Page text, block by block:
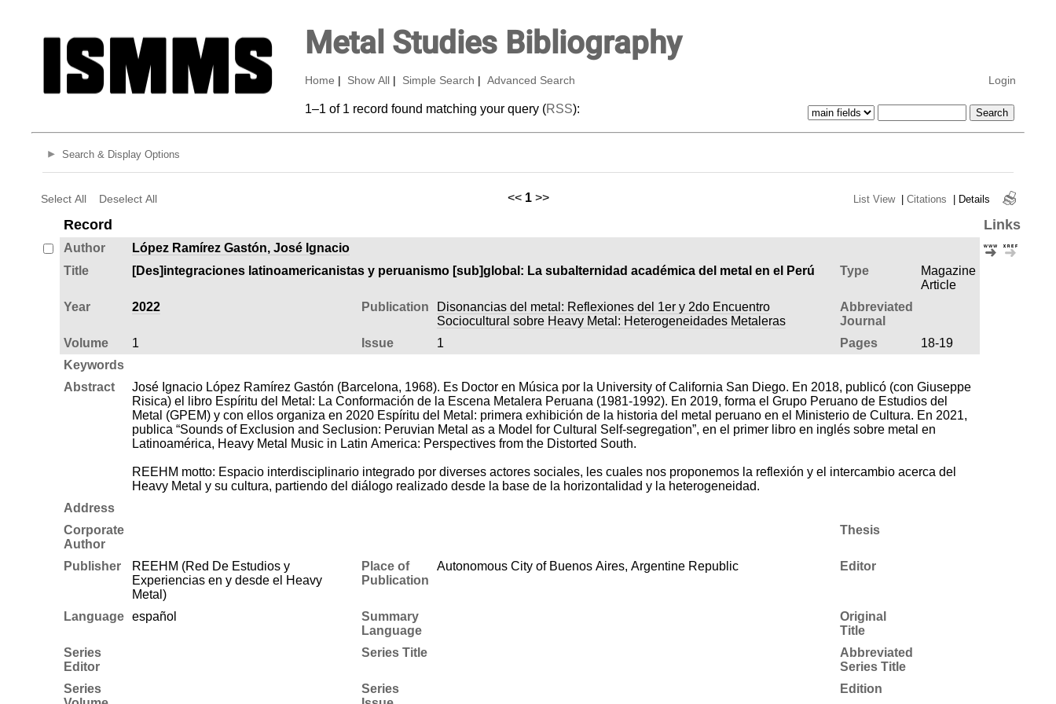
Metal Studies Bibliography
Home Show All Simple Search Advanced Search Login
1–1 of 1 record found matching your query (RSS):
Search & Display Options
Select All Deselect All << 1 >> List View | Citations | Details
Record Links
Author
López Ramírez Gastón, José Ignacio
Title
[Des]integraciones latinoamericanistas y peruanismo [sub]global: La subalternidad académica del metal en el Perú Type
Magazine
Article
Year
2022 Publication
Disonancias del metal: Reflexiones del 1er y 2do Encuentro
Sociocultural sobre Heavy Metal: Heterogeneidades Metaleras
Abbreviated
Journal
Volume
1 Issue 1 Pages
18-19
Keywords
Abstract
José Ignacio López Ramírez Gastón (Barcelona, 1968). Es Doctor en Música por la University of California San Diego. En 2018, publicó (con Giuseppe
Risica) el libro Espíritu del Metal: La Conformación de la Escena Metalera Peruana (1981-1992). En 2019, forma el Grupo Peruano de Estudios del
Metal (GPEM) y con ellos organiza en 2020 Espíritu del Metal: primera exhibición de la historia del metal peruano en el Ministerio de Cultura. En 2021,
publica “Sounds of Exclusion and Seclusion: Peruvian Metal as a Model for Cultural Self-segregation”, en el primer libro en inglés sobre metal en
Latinoamérica, Heavy Metal Music in Latin America: Perspectives from the Distorted South.
REEHM motto: Espacio interdisciplinario integrado por diverses actores sociales, les cuales nos proponemos la reflexión y el intercambio acerca del
Heavy Metal y su cultura, partiendo del diálogo realizado desde la base de la horizontalidad y la heterogeneidad.
Address
Corporate
Author
Thesis
Publisher
REEHM (Red De Estudios y
Experiencias en y desde el Heavy
Metal)
Place of
Publication
Autonomous City of Buenos Aires, Argentine Republic Editor
Language español
Summary
Language
Original
Title
Series
Editor
Series Title
Abbreviated
Series Title
Series
Series
Edition